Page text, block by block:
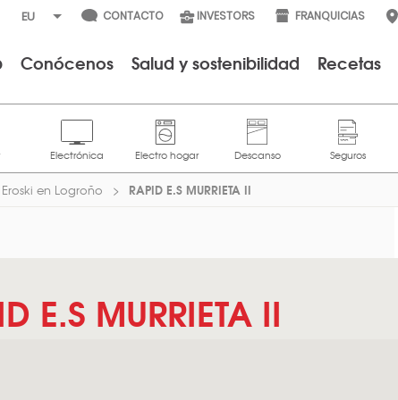
CONTACTO INVESTORS FRANQUICIAS
Conócenos Salud y sostenibilidad Recetas
Eroski en Logroño RAPID E.S MURRIETA II
E.S MURRIETA II